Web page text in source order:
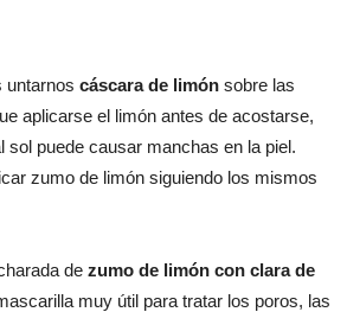
untarnos cáscara de limón sobre las
aplicarse el limón antes de acostarse,
sol puede causar manchas en la piel.
zumo de limón siguiendo los mismos
de zumo de limón con clara de
muy útil para tratar los poros, las